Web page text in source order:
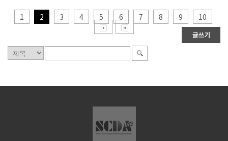
1 2 3 4 5 6 7 8 9 10